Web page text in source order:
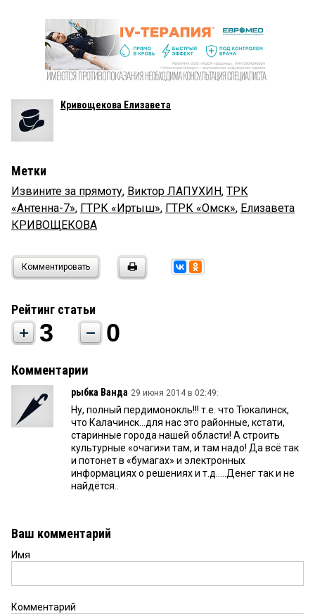
Кривощекова Елизавета
Метки
Извините за прямоту, Виктор ЛАПУХИН, ТРК
«Антенна-7», ГТРК «Иртыш», ГТРК «Омск», Елизавета
КРИВОЩЕКОВА
Комментировать
Рейтинг статьи
3 0
Комментарии
рыбка Ванда 29 июня 2014 в 02:49:
Ну, полный пердимонокль!!! т.е. что Тюкалинск,
что Калачинск...для нас это районные, кстати,
старинные города нашей области! А строить
культурные «очаги»и там, и там надо! Да всё так
и потонет в «бумагах» и электронных
информациях о решениях и т.д.....Денег так и не
найдётся..
Ваш комментарий
Имя
Комментарий